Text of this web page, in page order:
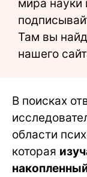
мира науки
Там вы
нашего
В поисках
области
которая